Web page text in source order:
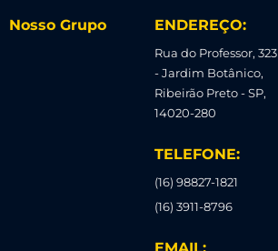
Nosso Grupo ENDEREÇO:
Rua do Professor, 323
- Jardim Botânico,
Ribeirão Preto - SP,
14020-280
TELEFONE:
(16) 98827-1821
(16) 3911-8796